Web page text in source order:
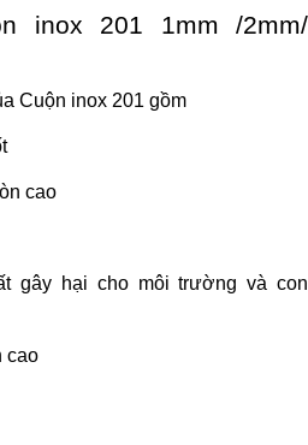
inox 201 1mm /2mm/
Cuộn inox 201 gồm
cao
gây hại cho môi trường và con
cao